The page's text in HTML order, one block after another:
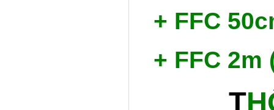
+ FFC
+ FFC 2m
T